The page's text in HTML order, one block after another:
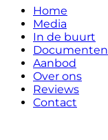
Home
Media
In de buurt
Documenten
Aanbod
Over ons
Reviews
Contact